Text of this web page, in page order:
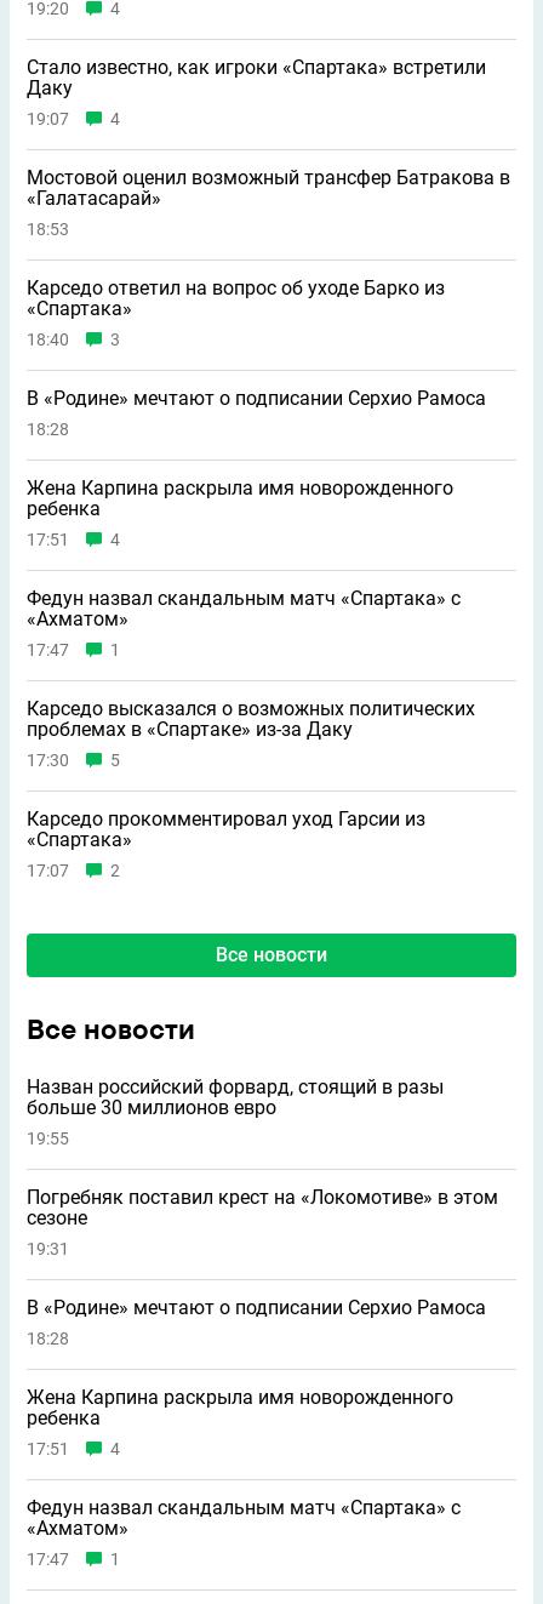
19:20 4
Стало известно, как игроки «Спартака» встретили
Даку
19:07 4
Мостовой оценил возможный трансфер Батракова в
«Галатасарай»
18:53
Карседо ответил на вопрос об уходе Барко из
«Спартака»
18:40 3
В «Родине» мечтают о подписании Серхио Рамоса
18:28
Жена Карпина раскрыла имя новорождeнного
ребeнка
17:51 4
Федун назвал скандальным матч «Спартака» с
«Ахматом»
17:47 1
Карседо высказался о возможных политических
проблемах в «Спартаке» из-за Даку
17:30 5
Карседо прокомментировал уход Гарсии из
«Спартака»
17:07 2
Все новости
Все новости
Назван российский форвард, стоящий в разы
больше 30 миллионов евро
19:55
Погребняк поставил крест на «Локомотиве» в этом
сезоне
19:31
В «Родине» мечтают о подписании Серхио Рамоса
18:28
Жена Карпина раскрыла имя новорождeнного
ребeнка
17:51 4
Федун назвал скандальным матч «Спартака» с
«Ахматом»
17:47 1